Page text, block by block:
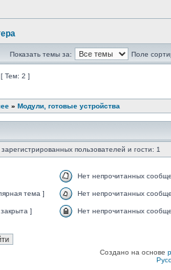
Показать темы за: Поле
[ Тем: 2 ]
» Модули, готовые устройства
пользователей и гости: 1
Нет непрочитанных
тема ] Нет непрочитанных
] Нет непрочитанных
Создано на основе